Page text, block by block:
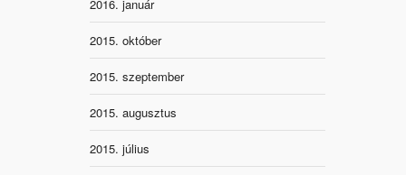
2016. január
2015. október
2015. szeptember
2015. augusztus
2015. július